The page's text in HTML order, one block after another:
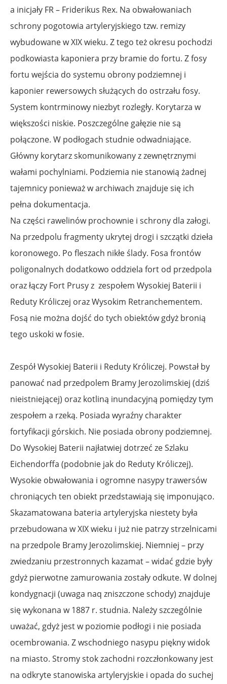
a inicjały FR – Friderikus Rex. Na obwałowaniach
schrony pogotowia artyleryjskiego tzw. remizy
wybudowane w XIX wieku. Z tego też okresu pochodzi
podkowiasta kaponiera przy bramie do fortu. Z fosy
fortu wejścia do systemu obrony podziemnej i
kaponier rewersowych służących do ostrzału fosy.
System kontrminowy niezbyt rozległy. Korytarza w
większości niskie. Poszczególne gałęzie nie są
połączone. W podłogach studnie odwadniające.
Główny korytarz skomunikowany z zewnętrznymi
wałami pochylniami. Podziemia nie stanowią żadnej
tajemnicy ponieważ w archiwach znajduje się ich
pełna dokumentacja.
Na części rawelinów prochownie i schrony dla załogi.
Na przedpolu fragmenty ukrytej drogi i szczątki dzieła
koronowego. Po fleszach nikłe ślady. Fosa frontów
poligonalnych dodatkowo oddziela fort od przedpola
oraz łączy Fort Prusy z zespołem Wysokiej Baterii i
Reduty Króliczej oraz Wysokim Retranchementem.
Fosą nie można dojść do tych obiektów gdyż bronią
tego uskoki w fosie.
Zespół Wysokiej Baterii i Reduty Króliczej. Powstał by
panować nad przedpolem Bramy Jerozolimskiej (dziś
nieistniejącej) oraz kotliną inundacyjną pomiędzy tym
zespołem a rzeką. Posiada wyraźny charakter
fortyfikacji górskich. Nie posiada obrony podziemnej.
Do Wysokiej Baterii najłatwiej dotrzeć ze Szlaku
Eichendorffa (podobnie jak do Reduty Króliczej).
Wysokie obwałowania i ogromne nasypy trawersów
chroniących ten obiekt przedstawiają się imponująco.
Skazamatowana bateria artyleryjska niestety była
przebudowana w XIX wieku i już nie patrzy strzelnicami
na przedpole Bramy Jerozolimskiej. Niemniej – przy
zwiedzaniu przestronnych kazamat – widać gdzie były
gdyż pierwotne zamurowania zostały odkute. W dolnej
kondygnacji (uwaga naq zniszczone schody) znajduje
się wykonana w 1887 r. studnia. Należy szczególnie
uważać, gdyż jest w poziomie podłogi i nie posiada
ocembrowania. Z wschodniego nasypu piękny widok
na miasto. Stromy stok zachodni rozczłonkowany jest
na odkryte stanowiska artyleryjskie i opada do suchej